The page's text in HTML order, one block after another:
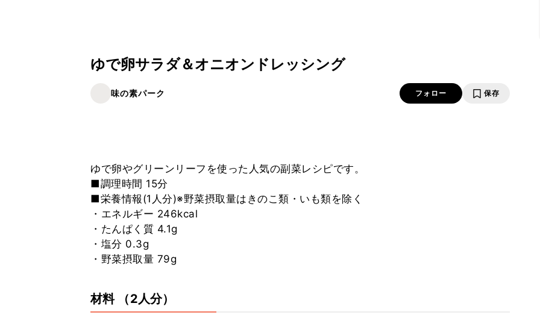
ゆで卵サラダ＆オニオンドレッシング
味の素パーク フォロー 保存
ゆで卵やグリーンリーフを使った人気の副菜レシピです。
■調理時間 15分
■栄養情報(1人分)※野菜摂取量はきのこ類・いも類を除く
・エネルギー 246kcal
・たんぱく質 4.1g
・塩分 0.3g
・野菜摂取量 79g
材料 （2人分）